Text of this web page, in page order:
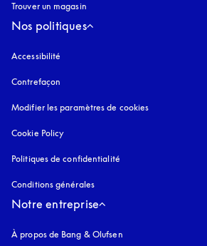
Trouver un magasin
Nos politiques
Accessibilité
Contrefaçon
Modifier les paramètres de cookies
Cookie Policy
Politiques de confidentialité
Conditions générales
Notre entreprise
À propos de Bang & Olufsen